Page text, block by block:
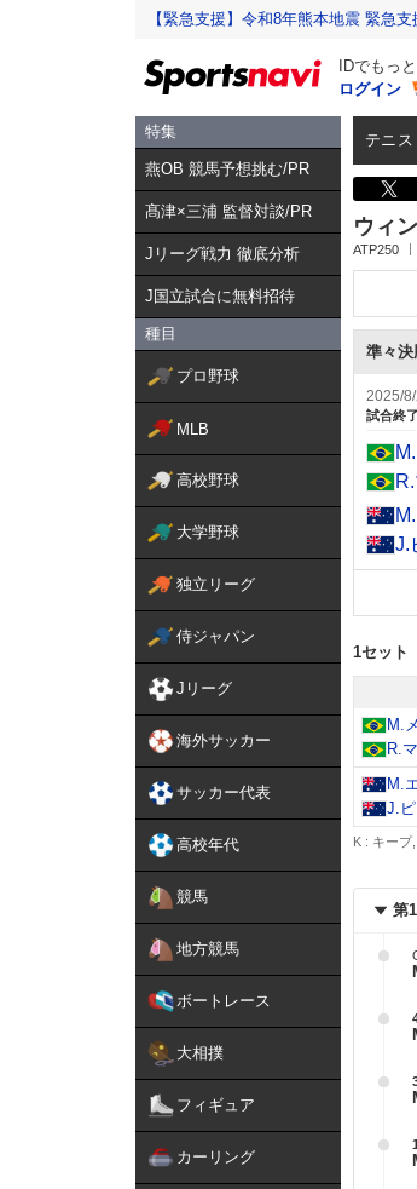
【緊急支援】令和8年熊本地震 緊急
IDでもっ
ログイン
特集
燕OB 競馬予想挑む/PR
髙津×三浦 監督対談/PR
Jリーグ戦力 徹底分析
J国立試合に無料招待
種目
プロ野球
MLB
高校野球
大学野球
独立リーグ
侍ジャパン
Jリーグ
海外サッカー
サッカー代表
高校年代
競馬
地方競馬
ボートレース
大相撲
フィギュア
カーリング
テニ
ウィ
ATP250
準々決
2025/
試合終了
J.
1セット
M.
R.
M.
J.
K : キープ
第